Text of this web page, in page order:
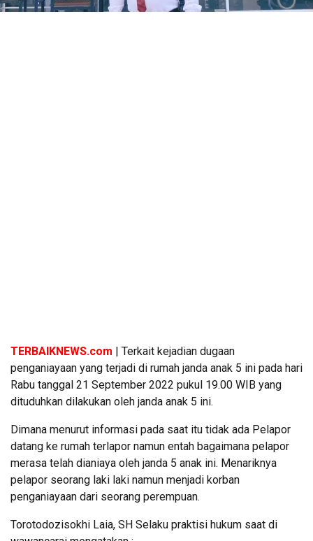
TERBAIKNEWS.com | Terkait kejadian dugaan
penganiayaan yang terjadi di rumah janda anak 5 ini pada hari
Rabu tanggal 21 September 2022 pukul 19.00 WIB yang
dituduhkan dilakukan oleh janda anak 5 ini.
Dimana menurut informasi pada saat itu tidak ada Pelapor
datang ke rumah terlapor namun entah bagaimana pelapor
merasa telah dianiaya oleh janda 5 anak ini. Menariknya
pelapor seorang laki laki namun menjadi korban
penganiayaan dari seorang perempuan.
Torotodozisokhi Laia, SH Selaku praktisi hukum saat di